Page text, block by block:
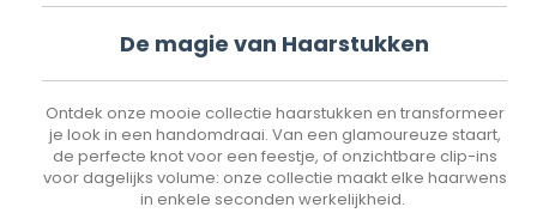
De magie van Haarstukken
Ontdek onze mooie collectie haarstukken en transformeer
je look in een handomdraai. Van een glamoureuze staart,
de perfecte knot voor een feestje, of onzichtbare clip-ins
voor dagelijks volume: onze collectie maakt elke haarwens
in enkele seconden werkelijkheid.